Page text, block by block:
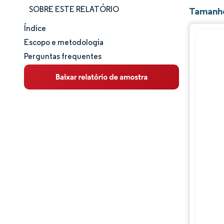
SOBRE ESTE RELATÓRIO
Tamanho e participação de mercado
Análise de mercado
Tendências e insights
Índice
Escopo e metodologia
Perguntas frequentes